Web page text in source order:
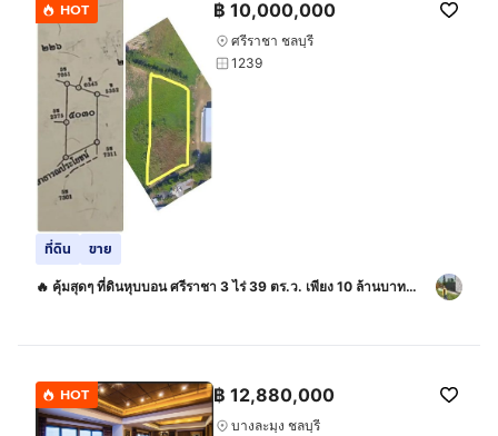
HOT ฿ 10,000,000
ศรีราชา ชลบุรี
1239
ที่ดิน ขาย
🔥 คุ้มสุดๆ ที่ดินหุบบอน ศรีราชา 3 ไร่ 39 ตร.ว. เพียง 10 ล้านบาท
HOT ฿ 12,880,000
บางละมุง ชลบุรี